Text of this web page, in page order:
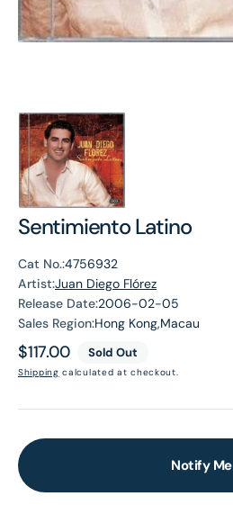
Sentimiento Latino
Cat No.:4756932
Artist:Juan Diego Flórez
Release Date:2006-02-05
Sales Region:Hong Kong,Macau
Regular
price
$117.00 Sold Out
Shipping calculated at checkout.
Notify Me